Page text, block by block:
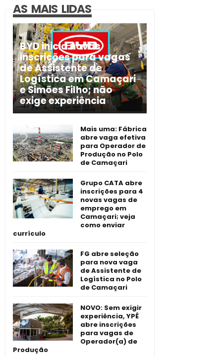
AS MAIS LIDAS
BYD inicia novas
inscrições para vagas
de Assistente de
Logística em Camaçari
e Simões Filho; não
exige experiência
Mais uma: Fábrica
abre vaga efetiva
para Operador de
Produção no Polo
de Camaçari
Grupo CATA abre
inscrições para 4
novas vagas de
emprego em
Camaçari; veja
como enviar
currículo
FG abre seleção
para nova vaga
de Assistente de
Logística no Polo
de Camaçari
NOVO: Sem exigir
experiência, YPÊ
abre inscrições
para vagas de
Operador(a) de
Produção